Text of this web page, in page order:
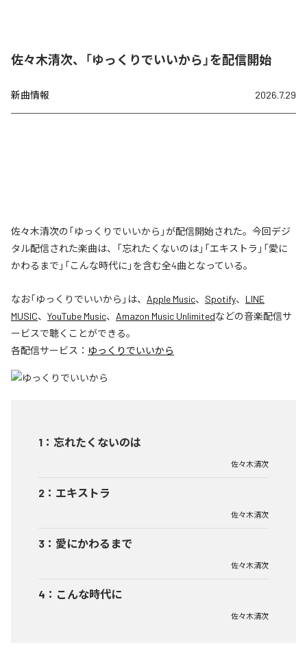
佐々木清次、「ゆっくりでいいから」を配信開始
新曲情報 2026.7.29
佐々木清次の「ゆっくりでいいから」が配信開始された。今回デジ
タル配信された楽曲は、「忘れたくないのは」「エキストラ」「愛に
かわるまで」「こんな時代に」を含む全4曲となっている。
なお「ゆっくりでいいから 」は、 Apple Music、 Spotify、 LINE
MUSIC、 YouTube Music、 Amazon Music Unlimitedなどの音楽配信サ
ービスで聴くことができる。
各配信サービス： ゆっくりでいいから
1 ： 忘れたくないのは
佐々木清次
2 ： エキストラ
佐々木清次
3 ： 愛にかわるまで
佐々木清次
4 ： こんな時代に
佐々木清次